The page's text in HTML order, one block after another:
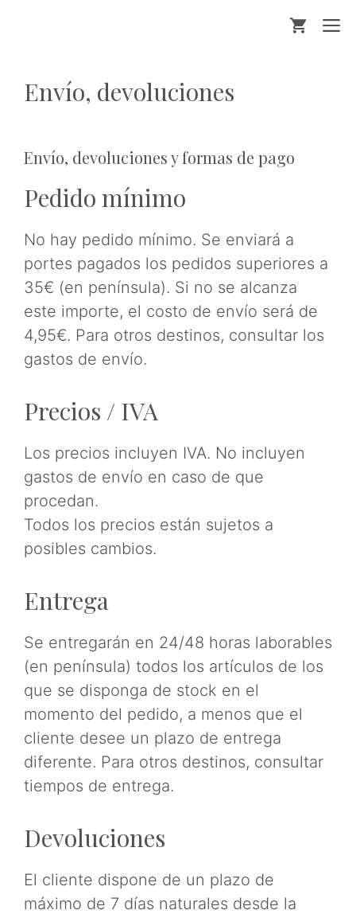
Envío, devoluciones
Envío, devoluciones y formas de pago
Pedido mínimo
No hay pedido mínimo. Se enviará a
portes pagados los pedidos superiores a
35€ (en península). Si no se alcanza
este importe, el costo de envío será de
4,95€. Para otros destinos, consultar los
gastos de envío.
Precios / IVA
Los precios incluyen IVA. No incluyen
gastos de envío en caso de que
procedan.
Todos los precios están sujetos a
posibles cambios.
Entrega
Se entregarán en 24/48 horas laborables
(en península) todos los artículos de los
que se disponga de stock en el
momento del pedido, a menos que el
cliente desee un plazo de entrega
diferente. Para otros destinos, consultar
tiempos de entrega.
Devoluciones
El cliente dispone de un plazo de
máximo de 7 días naturales desde la